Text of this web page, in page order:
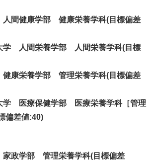
人間健康学部 健康栄養学科(目標偏差
学 人間栄養学部 人間栄養学科(目標
健康栄養学部 管理栄養学科(目標偏差
学 医療保健学部 医療栄養学科［管理
偏差値:40)
家政学部 管理栄養学科(目標偏差